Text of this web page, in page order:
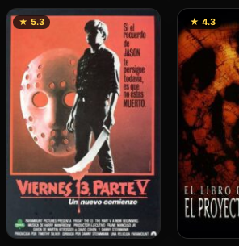
★ 5.3 ★ 4.3